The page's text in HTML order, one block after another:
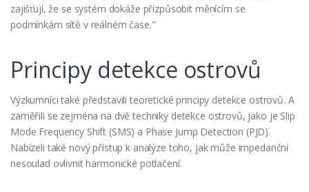
zajišťují, že se systém dokáže přizpůsobit měnícím se
podmínkám sítě v reálném čase."
Principy detekce ostrovů
Výzkumníci také představili teoretické principy detekce ostrovů. A
zaměřili se zejména na dvě techniky detekce ostrovů, jako je Slip
Mode Frequency Shift (SMS) a Phase Jump Detection (PJD).
Nabízeli také nový přístup k analýze toho, jak může impedanční
nesoulad ovlivnit harmonické potlačení.